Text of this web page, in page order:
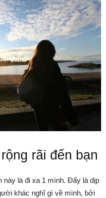
rãi đến bạn
này là đi xa 1 mình. Đấy là dịp
khác nghĩ gì về mình, bởi